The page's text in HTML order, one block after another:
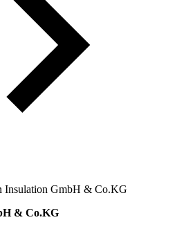
Insulation GmbH & Co.KG
& Co.KG